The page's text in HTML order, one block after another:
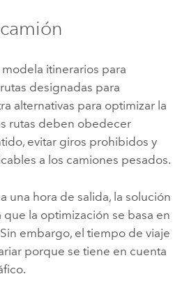
itinerarios para
designadas para
alternativas para optimizar la
rutas deben obedecer
evitar giros prohibidos y
a los camiones pesados.
una hora de salida, la solución
que la optimización se basa en
embargo, el tiempo de viaje
porque se tiene en cuenta